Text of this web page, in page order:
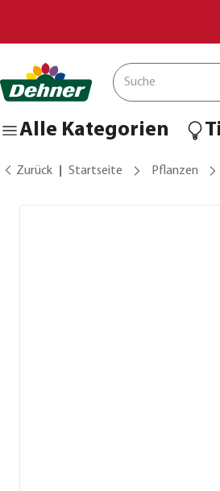
Alle Kategorien
Zurück Startseite Pflanzen